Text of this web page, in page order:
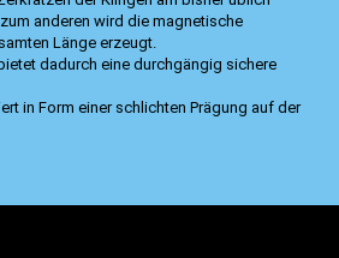
anderen wird die magnetische
Länge erzeugt.
dadurch eine durchgängig sichere
in Form einer schlichten Prägung auf der